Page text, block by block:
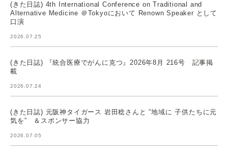
(きた日誌) 4th International Conference on Traditional and
Alternative Medicine ＠Tokyoにおいて Renown Speaker として
口演
2026.07.25
(きた日誌) 『統合医療でがんに克つ』2026年8月 216号 記事掲
載
2026.07.24
(きた日誌) 元阪神タイガース 岩田稔さんと ”地域に 子供たちに元
気を” ＆スポンサー協力
2026.07.05